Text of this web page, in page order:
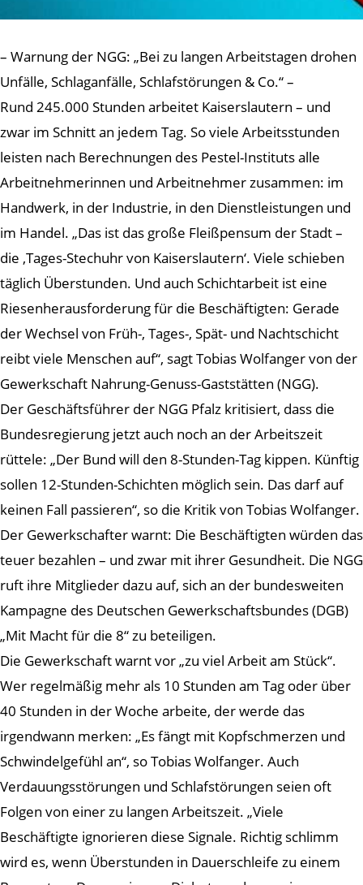
– Warnung der NGG: „Bei zu langen Arbeitstagen drohen
Unfälle, Schlaganfälle, Schlafstörungen & Co.“ –
Rund 245.000 Stunden arbeitet Kaiserslautern – und
zwar im Schnitt an jedem Tag. So viele Arbeitsstunden
leisten nach Berechnungen des Pestel-Instituts alle
Arbeitnehmerinnen und Arbeitnehmer zusammen: im
Handwerk, in der Industrie, in den Dienstleistungen und
im Handel. „Das ist das große Fleißpensum der Stadt –
die ‚Tages-Stechuhr von Kaiserslautern‘. Viele schieben
täglich Überstunden. Und auch Schichtarbeit ist eine
Riesenherausforderung für die Beschäftigten: Gerade
der Wechsel von Früh-, Tages-, Spät- und Nachtschicht
reibt viele Menschen auf“, sagt Tobias Wolfanger von der
Gewerkschaft Nahrung-Genuss-Gaststätten (NGG).
Der Geschäftsführer der NGG Pfalz kritisiert, dass die
Bundesregierung jetzt auch noch an der Arbeitszeit
rüttele: „Der Bund will den 8-Stunden-Tag kippen. Künftig
sollen 12-Stunden-Schichten möglich sein. Das darf auf
keinen Fall passieren“, so die Kritik von Tobias Wolfanger.
Der Gewerkschafter warnt: Die Beschäftigten würden das
teuer bezahlen – und zwar mit ihrer Gesundheit. Die NGG
ruft ihre Mitglieder dazu auf, sich an der bundesweiten
Kampagne des Deutschen Gewerkschaftsbundes (DGB)
„Mit Macht für die 8“ zu beteiligen.
Die Gewerkschaft warnt vor „zu viel Arbeit am Stück“.
Wer regelmäßig mehr als 10 Stunden am Tag oder über
40 Stunden in der Woche arbeite, der werde das
irgendwann merken: „Es fängt mit Kopfschmerzen und
Schwindelgefühl an“, so Tobias Wolfanger. Auch
Verdauungsstörungen und Schlafstörungen seien oft
Folgen von einer zu langen Arbeitszeit. „Viele
Beschäftigte ignorieren diese Signale. Richtig schlimm
wird es, wenn Überstunden in Dauerschleife zu einem